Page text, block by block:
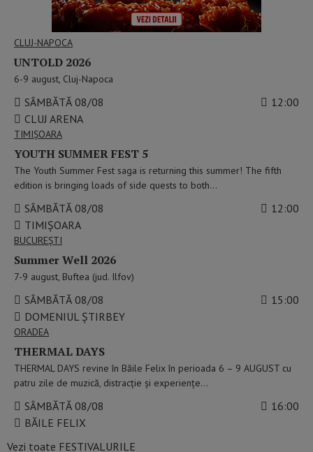
CLUJ-NAPOCA
UNTOLD 2026
6-9 august, Cluj-Napoca
SÂMBĂTĂ 08/08
12:00
CLUJ ARENA
TIMIŞOARA
YOUTH SUMMER FEST 5
The Youth Summer Fest saga is returning this summer! The fifth
edition is bringing loads of side quests to both…
SÂMBĂTĂ 08/08
12:00
TIMIȘOARA
BUCUREŞTI
Summer Well 2026
7-9 august, Buftea (jud. Ilfov)
SÂMBĂTĂ 08/08
15:00
DOMENIUL ȘTIRBEY
ORADEA
THERMAL DAYS
THERMAL DAYS revine în Băile Felix în perioada 6 – 9 AUGUST cu
patru zile de muzică, distracție și experiențe…
SÂMBĂTĂ 08/08
16:00
BĂILE FELIX
Vezi toate FESTIVALURILE